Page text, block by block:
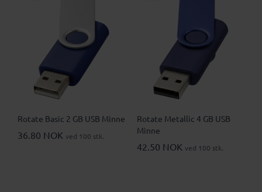
Rotate Basic 2 GB USB Minne
36.80 NOK ved 100 stk.
Rotate Metallic 4 GB USB
Minne
42.50 NOK ved 100 stk.